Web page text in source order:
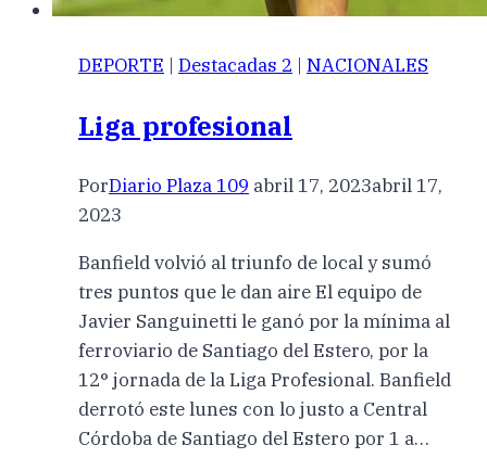
DEPORTE | Destacadas 2 | NACIONALES
Liga profesional
PorDiario Plaza 109 abril 17, 2023abril 17,
2023
Banfield volvió al triunfo de local y sumó
tres puntos que le dan aire El equipo de
Javier Sanguinetti le ganó por la mínima al
ferroviario de Santiago del Estero, por la
12° jornada de la Liga Profesional. Banfield
derrotó este lunes con lo justo a Central
Córdoba de Santiago del Estero por 1 a…